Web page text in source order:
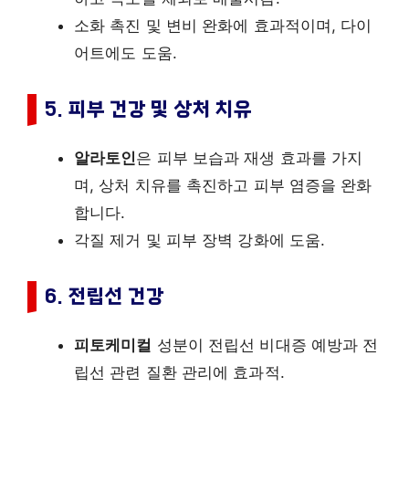
소화 촉진 및 변비 완화에 효과적이며, 다이
어트에도 도움.
5. 피부 건강 및 상처 치유
알라토인은 피부 보습과 재생 효과를 가지
며, 상처 치유를 촉진하고 피부 염증을 완화
합니다.
각질 제거 및 피부 장벽 강화에 도움.
6. 전립선 건강
피토케미컬 성분이 전립선 비대증 예방과 전
립선 관련 질환 관리에 효과적.